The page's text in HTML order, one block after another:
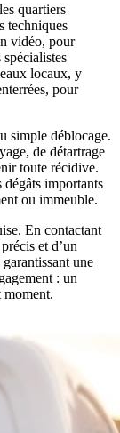
quartiers
techniques
vidéo, pour
locaux, y
pour
simple déblocage.
de détartrage
toute récidive.
dégâts importants
ou immeuble.
En contactant
et d’un
une
: un
moment.